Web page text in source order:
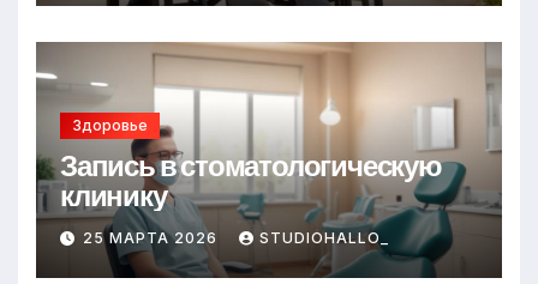
Здоровье
Запись в стоматологическую
клинику
25 МАРТА 2026 STUDIOHALLO_